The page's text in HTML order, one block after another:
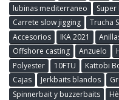
lubinas mediterraneo
Carrete slow jigging
Trucha
Accesorios
IKA 2021
Offshore casting
Anzuelo
Polyester
10FTU Kattobi
Cajas
Jerkbaits blandos
Spinnerbait y buzzerbaits